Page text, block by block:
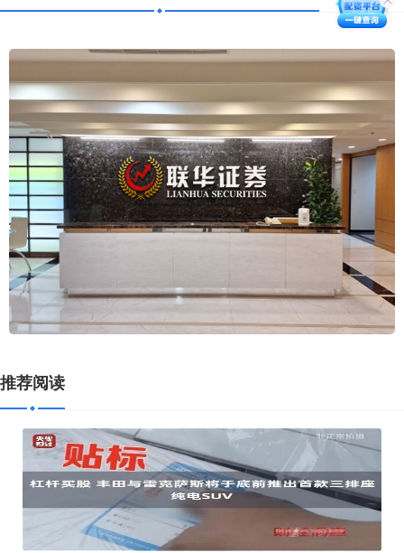
推荐阅读